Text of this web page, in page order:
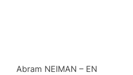
Abram NEIMAN – EN